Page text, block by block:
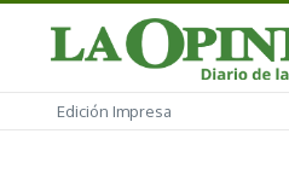
Edición Impresa